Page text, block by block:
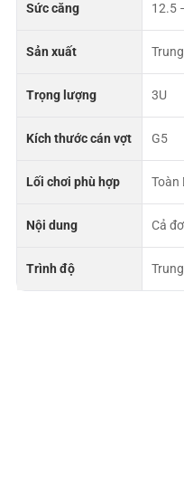
Sức căng 12.5
Sản xuất
Trọng lượng 3U
Kích thước cán vợt G5
Lối chơi phù hợp Toàn
Nội dung Cả
Trình độ